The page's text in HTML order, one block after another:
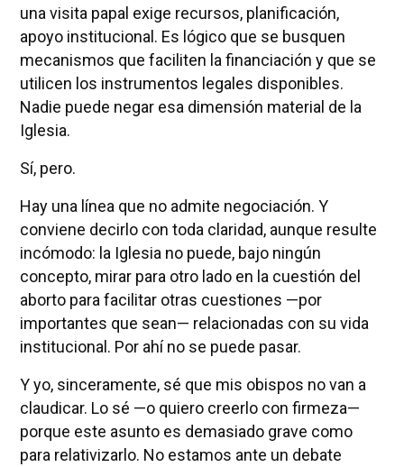
una visita papal exige recursos, planificación,
apoyo institucional. Es lógico que se busquen
mecanismos que faciliten la financiación y que se
utilicen los instrumentos legales disponibles.
Nadie puede negar esa dimensión material de la
Iglesia.
Sí, pero.
Hay una línea que no admite negociación. Y
conviene decirlo con toda claridad, aunque resulte
incómodo: la Iglesia no puede, bajo ningún
concepto, mirar para otro lado en la cuestión del
aborto para facilitar otras cuestiones —por
importantes que sean— relacionadas con su vida
institucional. Por ahí no se puede pasar.
Y yo, sinceramente, sé que mis obispos no van a
claudicar. Lo sé —o quiero creerlo con firmeza—
porque este asunto es demasiado grave como
para relativizarlo. No estamos ante un debate